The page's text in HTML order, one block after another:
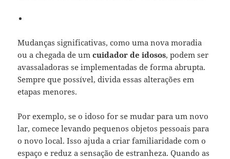
Mudanças significativas, como uma nova moradia
ou a chegada de umcuidador de idosos, podem ser
avassaladoras se implementadas de forma abrupta.
Sempre que possível, divida essas alterações em
etapas menores.
Por exemplo, se o idoso for se mudar para um novo
lar, comece levando pequenos objetos pessoais para
o novo local. Isso ajuda a criar familiaridade com o
espaço e reduz a sensação de estranheza. Quando as